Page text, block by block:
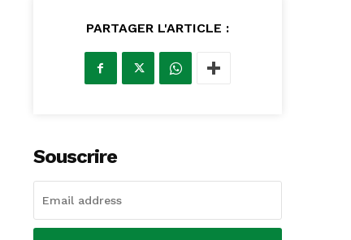
PARTAGER L'ARTICLE :
Souscrire